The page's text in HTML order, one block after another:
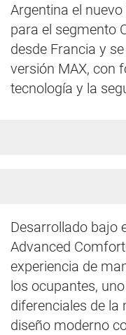
Argentina el
para el segmento
desde Francia y
versión MAX, con
tecnología y la
Desarrollado bajo
Advanced
experiencia de
los ocupantes,
diferenciales de la
diseño moderno